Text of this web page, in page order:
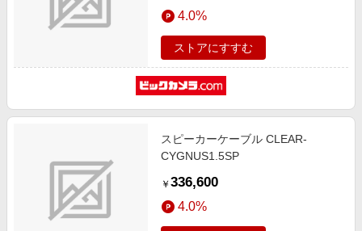
4.0%
ストアにすすむ
スピーカーケーブル CLEAR-
CYGNUS1.5SP
￥ 336,600
4.0%